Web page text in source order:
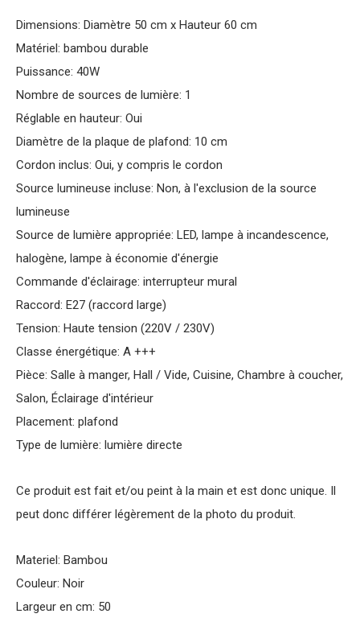
Dimensions: Diamètre 50 cm x Hauteur 60 cm
Matériel: bambou durable
Puissance: 40W
Nombre de sources de lumière: 1
Réglable en hauteur: Oui
Diamètre de la plaque de plafond: 10 cm
Cordon inclus: Oui, y compris le cordon
Source lumineuse incluse: Non, à l'exclusion de la source
lumineuse
Source de lumière appropriée: LED, lampe à incandescence,
halogène, lampe à économie d'énergie
Commande d'éclairage: interrupteur mural
Raccord: E27 (raccord large)
Tension: Haute tension (220V / 230V)
Classe énergétique: A +++
Pièce: Salle à manger, Hall / Vide, Cuisine, Chambre à coucher,
Salon, Éclairage d'intérieur
Placement: plafond
Type de lumière: lumière directe
Ce produit est fait et/ou peint à la main et est donc unique. Il
peut donc différer légèrement de la photo du produit.
Materiel: Bambou
Couleur: Noir
Largeur en cm: 50